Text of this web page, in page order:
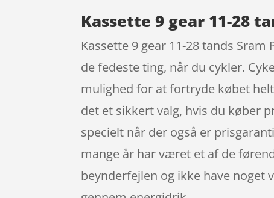
Kassette 9 gear 11-28
Kassette 9 gear 11-28 tands
de fedeste ting, når du cykler.
mulighed for at fortryde købet
det et sikkert valg, hvis du køber
specielt når der også er
mange år har været et af de
beynderfejlen og ikke have